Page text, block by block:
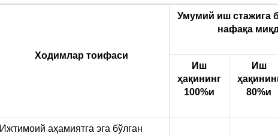
тўғрисида
Ходимлар тоифаси
Умумий иш стажига
нафақа
Иш
ҳақининг
100%и
Иш
80%и
Ижтимоий аҳамиятга эга бўлган